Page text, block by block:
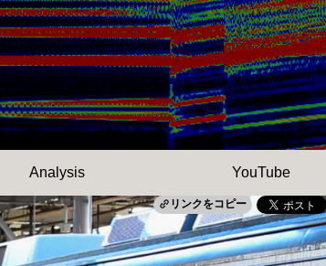
Analysis YouTube
リンクをコピー